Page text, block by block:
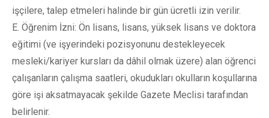
işçilere, talep etmeleri halinde bir gün ücretli izin verilir.
E. Öğrenim İzni: Ön lisans, lisans, yüksek lisans ve doktora
eğitimi (ve işyerindeki pozisyonunu destekleyecek
mesleki/kariyer kursları da dâhil olmak üzere) alan öğrenci
çalışanların çalışma saatleri, okudukları okulların koşullarına
göre işi aksatmayacak şekilde Gazete Meclisi tarafından
belirlenir.